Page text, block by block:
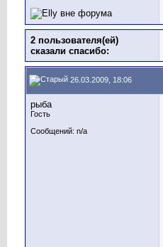
2 пользователя(ей)
сказали cпасибо:
26.03.2009, 18:06
рыба
Гость
Сообщений: n/a